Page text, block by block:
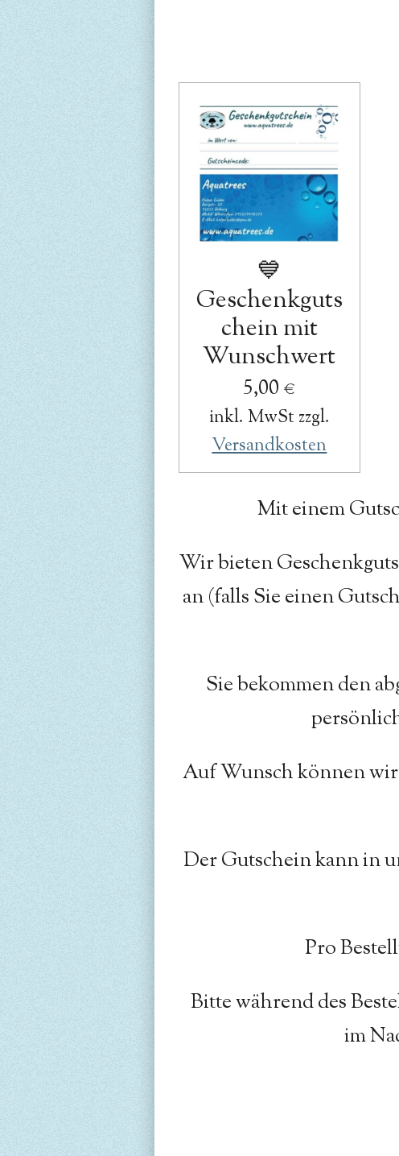
💙
Geschenkguts
chein mit
Wunschwert
5,00 €
inkl. MwSt zzgl.
Versandkosten
Mit einem
Wir bieten
an (falls Sie einen
Sie bekommen den
Auf Wunsch können wir
Der Gutschein kann in
Pro
Bittewährenddes
im